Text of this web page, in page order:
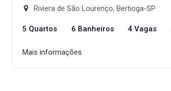
Riviera de São Lourenço, Bertioga-SP
5 Quartos 6 Banheiros 4 Vagas
Mais informações